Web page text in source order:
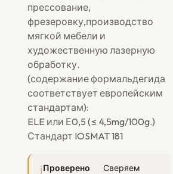
прессование,
фрезеровку,производство
мягкой мебели и
художественную лазерную
обработку.
(содержание формальдегида
соответствует европейским
стандартам):
ELE или Е0,5 (≤ 4,5mg/100g.)
Стандарт IOSMAT 181
Проверено
Сверяем